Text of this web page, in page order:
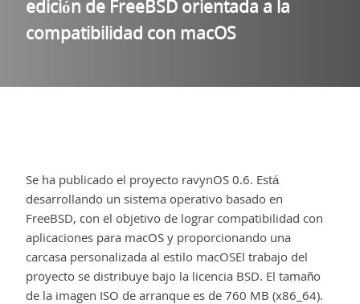
edición de FreeBSD orientada a la
compatibilidad con macOS
Se ha publicado el proyecto ravynOS 0.6. Está
desarrollando un sistema operativo basado en
FreeBSD, con el objetivo de lograr compatibilidad con
aplicaciones para macOS y proporcionando una
carcasa personalizada al estilo macOSEl trabajo del
proyecto se distribuye bajo la licencia BSD. El tamaño
de la imagen ISO de arranque es de 760 MB (x86_64).